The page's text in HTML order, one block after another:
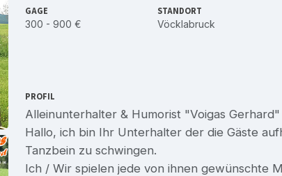
GAGE
300 - 900 €
STANDORT
Vöcklabruck
PROFIL
Alleinunterhalter & Humorist "Voigas
Hallo, ich bin Ihr Unterhalter der die Gäste
Tanzbein zu schwingen.
Ich / Wir spielen jede von ihnen gewünschte